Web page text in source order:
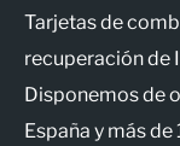
Tarjetas de
recuperación de
Disponemos de
España y más